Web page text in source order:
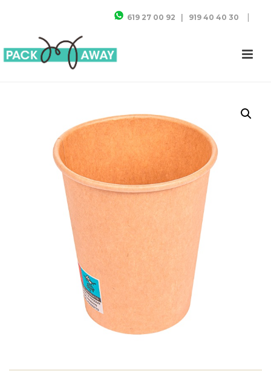
619 27 00 92 919 40 40 30 |